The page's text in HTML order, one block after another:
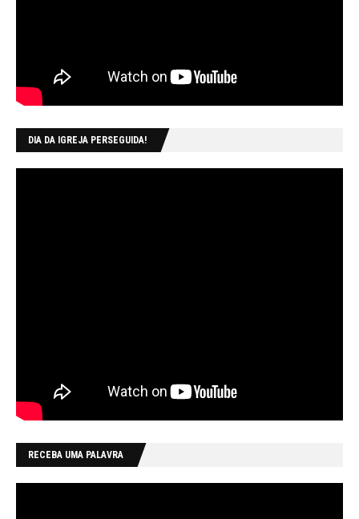
DIA DA IGREJA PERSEGUIDA!
RECEBA UMA PALAVRA